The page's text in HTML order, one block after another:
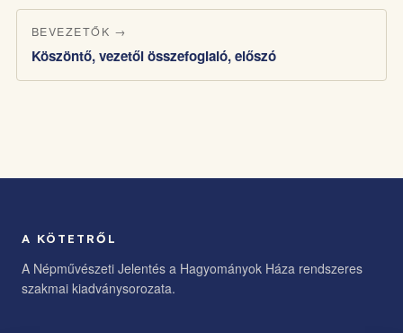
BEVEZETŐK →
Köszöntő, vezetői összefoglaló, előszó
A KÖTETRŐL
A Népművészeti Jelentés a Hagyományok Háza rendszeres
szakmai kiadványsorozata.